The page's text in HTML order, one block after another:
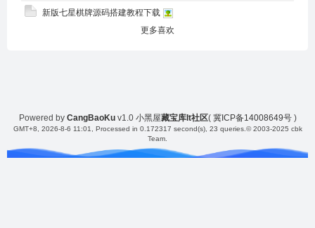
新版七星棋牌源码搭建教程下载
更多喜欢
Powered by CangBaoKu v1.0 小黑屋藏宝库It社区( 冀ICP备14008649号)
GMT+8, 2026-8-6 11:01 , Processed in 0.172317 second(s), 23 queries. © 2003-2025 cbk
Team.